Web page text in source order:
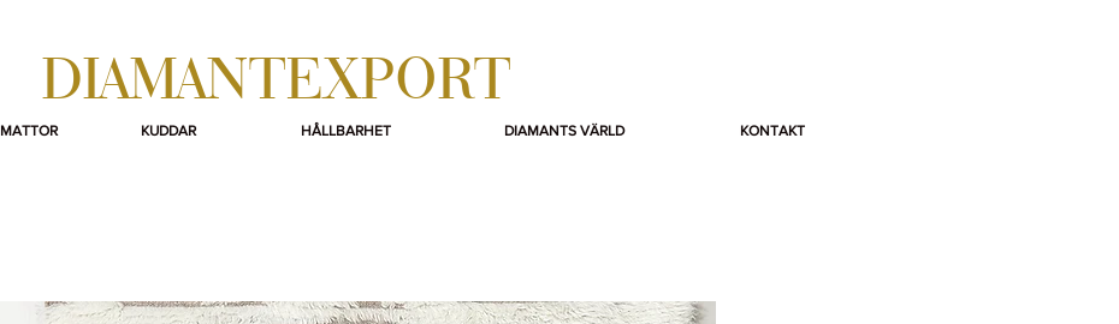
DIAMANTEXPORT
MATTOR KUDDAR HÅLLBARHET DIAMANTS VÄRLD KONTAKT